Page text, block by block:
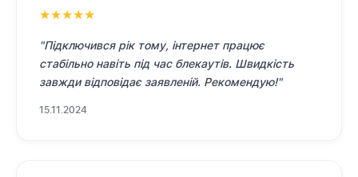
★★★★★
"Підключився рік тому, інтернет працює
стабільно навіть під час блекаутів. Швидкість
завжди відповідає заявленій. Рекомендую!"
15.11.2024